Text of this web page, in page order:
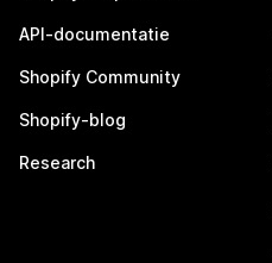
API-documentatie
Shopify Community
Shopify-blog
Research